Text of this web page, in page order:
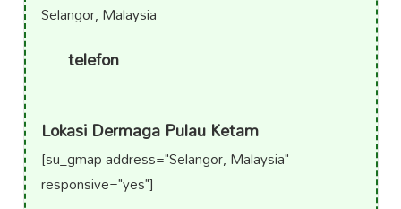
Selangor, Malaysia
telefon
Lokasi Dermaga Pulau Ketam
[su_gmap address="Selangor, Malaysia"
responsive="yes"]